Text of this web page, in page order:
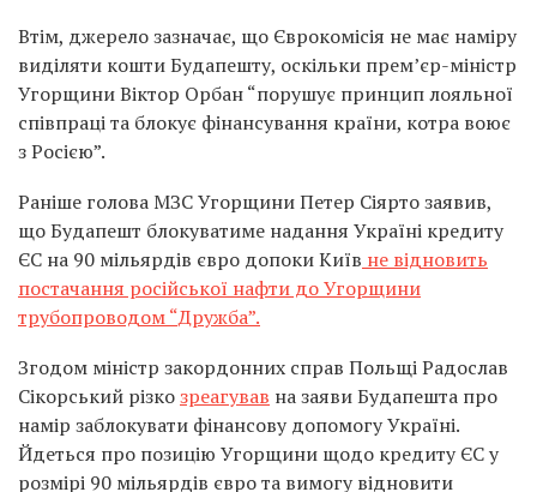
Втім, джерело зазначає, що Єврокомісія не має наміру
виділяти кошти Будапешту, оскільки прем’єр-міністр
Угорщини Віктор Орбан “порушує принцип лояльної
співпраці та блокує фінансування країни, котра воює
з Росією”.
Раніше голова МЗС Угорщини Петер Сіярто заявив,
що Будапешт блокуватиме надання Україні кредиту
ЄС на 90 мільярдів євро допоки Київ не відновить
постачання російської нафти до Угорщини
трубопроводом “Дружба”.
Згодом міністр закордонних справ Польщі Радослав
Сікорський різкозреагував на заяви Будапешта про
намір заблокувати фінансову допомогу Україні.
Йдеться про позицію Угорщини щодо кредиту ЄС у
розмірі 90 мільярдів євро та вимогу відновити